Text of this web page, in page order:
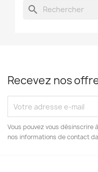
search
Recevez nos
Vous pouvez vous désinscrire
nos informations de contact